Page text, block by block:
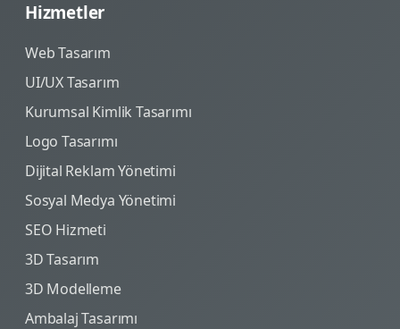
Hizmetler
Web Tasarım
UI/UX Tasarım
Kurumsal Kimlik Tasarımı
Logo Tasarımı
Dijital Reklam Yönetimi
Sosyal Medya Yönetimi
SEO Hizmeti
3D Tasarım
3D Modelleme
Ambalaj Tasarımı